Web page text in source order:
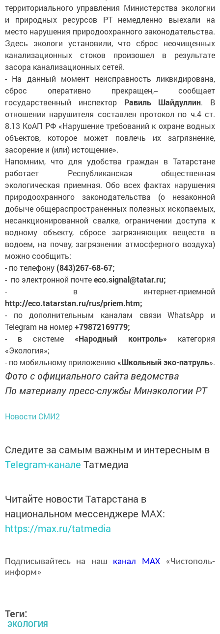
территориального управления Министерства экологии
и природных ресурсов РТ немедленно выехали на
место нарушения природоохранного законодательства.
Здесь экологи установили, что сброс неочищенных
канализационных стоков произошел в результате
засора канализационных сетей.
- На данный момент неисправность ликвидирована,
сброс оперативно прекращен,-- сообщает
государственный инспекторРавиль Шайдуллин. В
отношении нарушителя составлен протокол по ч.4 ст.
8.13 КоАП РФ «Нарушение требований к охране водных
объектов, которое может повлечь их загрязнение,
засорение и (или) истощение».
Напомним, что для удобства граждан в Татарстане
работает Республиканская общественная
экологическая приемная. Обо всех фактах нарушения
природоохранного законодательства (о незаконной
добыче общераспространенных полезных ископаемых,
несанкционированной свалке, ограничении доступа к
водному объекту, сбросе загрязняющих веществ в
водоем, на почву, загрязнении атмосферного воздуха)
можно сообщить:
- по телефону (843)267-68-67;
- по электронной почтеeco.signal@tatar.ru;
- в интернет-приемной
http://eco.tatarstan.ru/rus/priem.htm;
- по дополнительным каналам связи WhatsApp и
Telegram на номер+79872169779;
- в системе «Народный контроль» категория
«Экология»;
- по мобильному приложению «Школьный эко-патруль».
Фото с официального сайта ведомства
По материалу пресс-службы Минэкологии РТ
Новости СМИ2
Следите за самым важным и интересным в
Telegram-канале Татмедиа
Читайте новости Татарстана в
национальном мессенджере MАХ:
https://max.ru/tatmedia
Подписывайтесь на наш канал MAX«Чистополь-
информ»
Теги:
ЭКОЛОГИЯ